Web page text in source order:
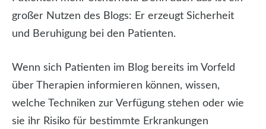
großer Nutzen des Blogs: Er erzeugt Sicherheit
und Beruhigung bei den Patienten.
Wenn sich Patienten im Blog bereits im Vorfeld
über Therapien informieren können, wissen,
welche Techniken zur Verfügung stehen oder wie
sie ihr Risiko für bestimmte Erkrankungen